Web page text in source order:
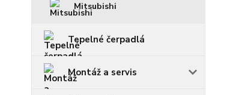
Mitsubishi
Tepelné čerpadlá
Montáž a servis